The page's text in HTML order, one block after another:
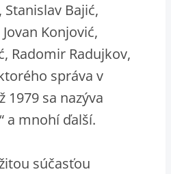
Bajić,
Konjović,
Radomir Radujkov,
správa v
1979 sa nazýva
a mnohí ďalší.
súčasťou